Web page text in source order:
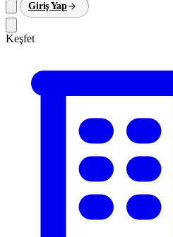
Giriş Yap
Keşfet